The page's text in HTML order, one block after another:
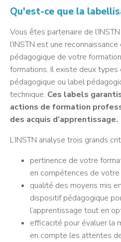
Qu'est-ce que la
Vous êtes partenaire de
l’INSTN est une
pédagogique de votre
formations. Il existe deux types
pédagogique ou label
technique. Ces labels
actions de formation
des acquis d’apprentissage.
L’INSTN analyse trois grands
pertinence de votre
en compétences de
qualité des moyens mis
dispositif pédagogique
l’apprentissage tout en
efficacité pour évaluer la
en compte les attentes